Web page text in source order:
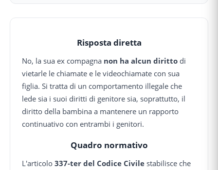
Risposta diretta
No, la sua ex compagna non ha alcun diritto di
vietarle le chiamate e le videochiamate con sua
figlia. Si tratta di un comportamento illegale che
lede sia i suoi diritti di genitore sia, soprattutto, il
diritto della bambina a mantenere un rapporto
continuativo con entrambi i genitori.
Quadro normativo
L'articolo 337-ter del Codice Civile stabilisce che